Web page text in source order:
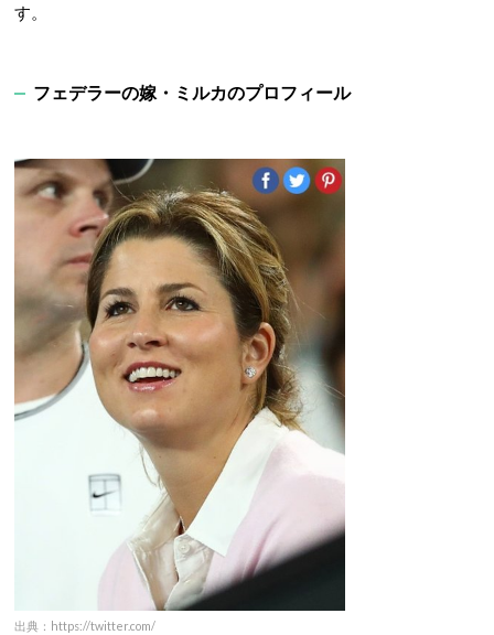
す。
フェデラーの嫁・ミルカのプロフィール
出典：https://twitter.com/